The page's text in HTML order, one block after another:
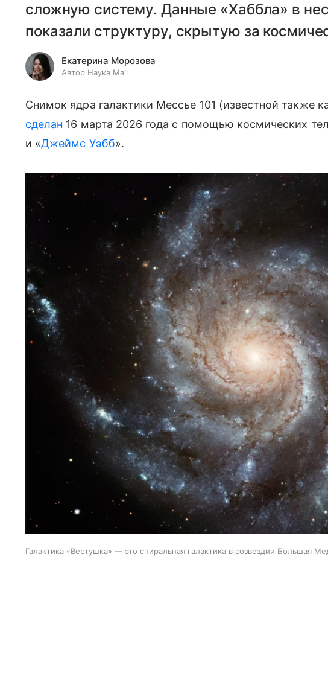
сложную систему. Данные «Хаббла» в
показали структуру, скрытую за
Екатерина Морозова
Автор Наука Mail
Снимок ядра галактики Мессье 101 (известной также
сделан 16 марта 2026 года с помощью космических
и «Джеймс Уэбб».
Галактика «Вертушка» — это спиральная галактика в созвездии Большая